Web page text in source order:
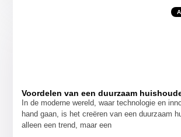
Voordelen van een duurzaam
In de moderne wereld, waar technologie en
hand gaan, is het creëren van een duurzaam
alleen een trend, maar een